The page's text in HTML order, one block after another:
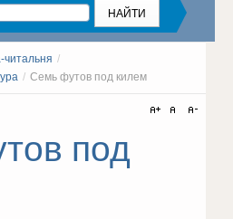
читальня /
/ Семь футов под килем
под